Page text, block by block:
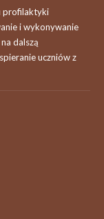
profilaktyki
i wykonywanie
dalszą
uczniów z